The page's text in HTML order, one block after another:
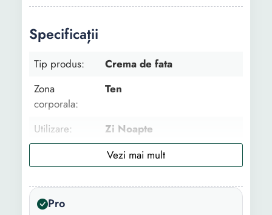
Specificații
Tip produs:
Crema de fata
Zona
corporala:
Ten
Utilizare:
Zi Noapte
Dermatocosmetic
Forma/Textura:
Pro